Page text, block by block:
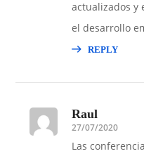
actualizados y
el desarrollo
REPLY
Raul
27/07/2020
Las